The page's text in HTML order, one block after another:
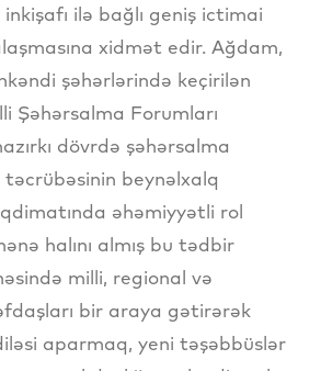
inkişafı ilə bağlı geniş ictimai
xidmət edir. Ağdam,
şəhərlərində keçirilən
Şəhərsalma Forumları
dövrdə şəhərsalma
beynəlxalq
əhəmiyyətli rol
halını almış bu tədbir
milli, regional və
bir araya gətirərək
aparmaq, yeni təşəbbüslər